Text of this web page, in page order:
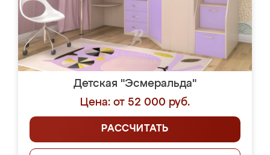
Детская "Эсмеральда"
Цена: от 52 000 руб.
РАССЧИТАТЬ